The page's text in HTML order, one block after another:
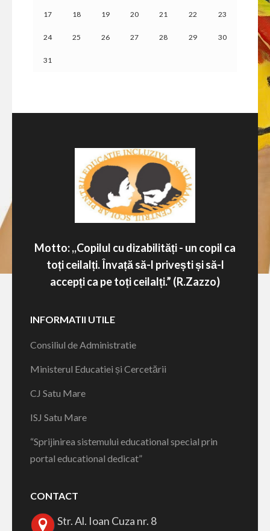
17 18 19 20 21 22 23
24 25 26 27 28 29 30
31
Motto: ,,Copilul cu dizabilități - un copil ca
toți ceilalți. Învață să-l privești și să-l
accepți ca pe toți ceilalți.” (R.Zazzo)
INFORMATII UTILE
Consiliul de Administratie
Ministerul Educatiei și Cercetării
CJ Satu Mare
ISJ Satu Mare
“Sprijinirea sistemului educational special prin
portal educational dedicat”
CONTACT
Str. Al. Ioan Cuza nr. 8